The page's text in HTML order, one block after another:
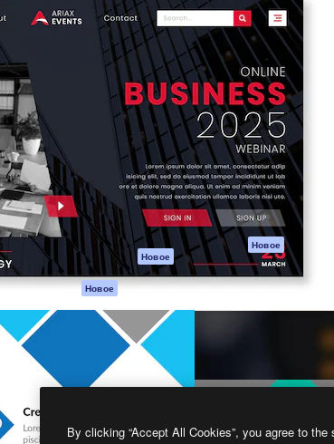
Продукция
ИИ-помощник
изображений ИИ
Генератор видео
ИИ
Генератор голоса
на основе ИИ
Стоковый контент
MCP для
Claude/ChatGPT
Новое
Агенты Новое
API
Мобильное
Все инструменты
Magnific
Начать
Academy
Документация по
Пакету ИИ
Служба
поддержки
Условия и
положения
Политика
конфиденциальности
Оригиналы Новое
Политика файлов
cookie
Центр доверия
By clicking “Accept All Cookies”, you agree to